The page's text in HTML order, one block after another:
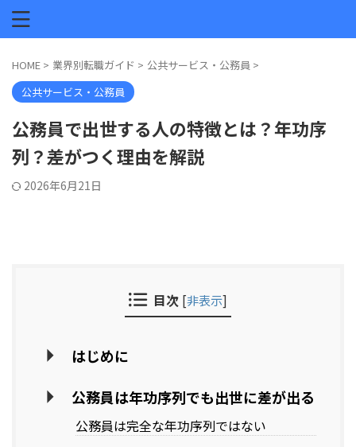
HOME > 業界別転職ガイド > 公共サービス・公務員 >
公共サービス・公務員
公務員で出世する人の特徴とは？年功序
列？差がつく理由を解説
2026年6月21日
目次 [非表示]
はじめに
公務員は年功序列でも出世に差が出る
公務員は完全な年功序列ではない